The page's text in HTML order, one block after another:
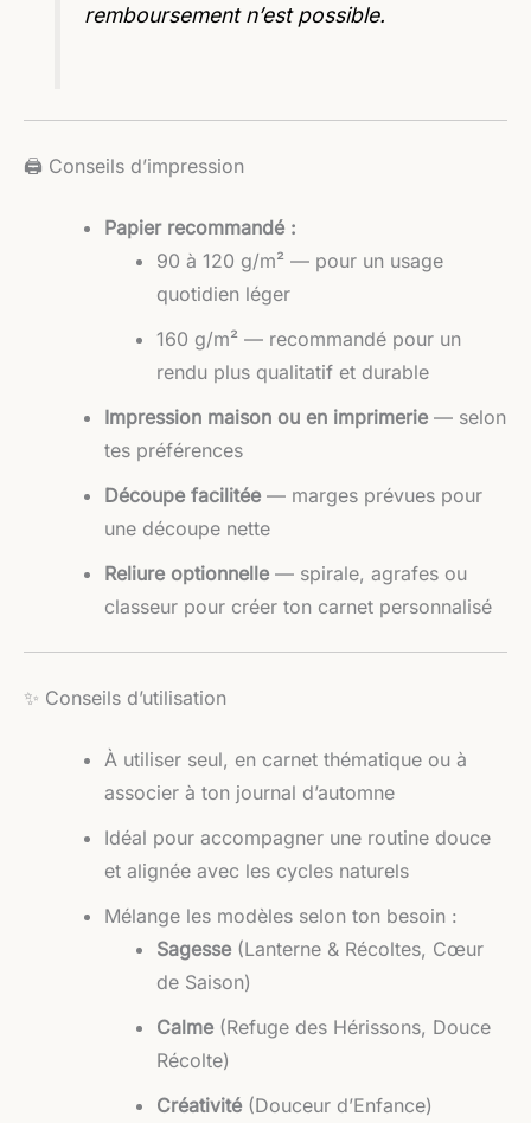
remboursement n’est possible.
🖨️ Conseils d’impression
Papier recommandé :
90 à 120 g/m² — pour un usage
quotidien léger
160 g/m² — recommandé pour un
rendu plus qualitatif et durable
Impression maison ou en imprimerie— selon
tes préférences
Découpe facilitée— marges prévues pour
une découpe nette
Reliure optionnelle— spirale, agrafes ou
classeur pour créer ton carnet personnalisé
✨ Conseils d’utilisation
À utiliser seul, en carnet thématique ou à
associer à ton journal d’automne
Idéal pour accompagner une routine douce
et alignée avec les cycles naturels
Mélange les modèles selon ton besoin :
Sagesse(Lanterne & Récoltes, Cœur
de Saison)
Calme(Refuge des Hérissons, Douce
Récolte)
Créativité(Douceur d’Enfance)